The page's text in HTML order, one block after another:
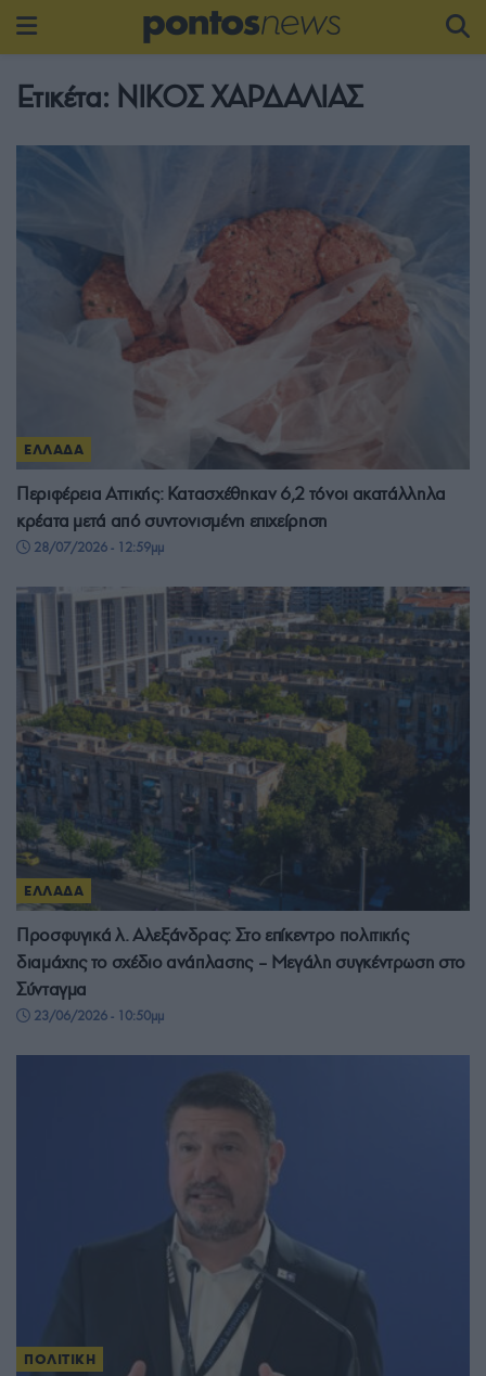
Ετικέτα: ΝΙΚΟΣ ΧΑΡΔΑΛΙΑΣ
ΕΛΛΑΔΑ
Περιφέρεια Αττικής: Κατασχέθηκαν 6,2 τόνοι ακατάλληλα
κρέατα μετά από συντονισμένη επιχείρηση
28/07/2026 - 12:59μμ
ΕΛΛΑΔΑ
Προσφυγικά λ. Αλεξάνδρας: Στο επίκεντρο πολιτικής
διαμάχης το σχέδιο ανάπλασης – Μεγάλη συγκέντρωση στο
Σύνταγμα
23/06/2026 - 10:50μμ
ΠΟΛΙΤΙΚΗ